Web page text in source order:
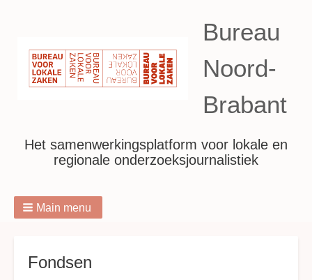
Bureau
Noord-
Brabant
Het samenwerkingsplatform voor lokale en
regionale onderzoeksjournalistiek
Main menu
Fondsen